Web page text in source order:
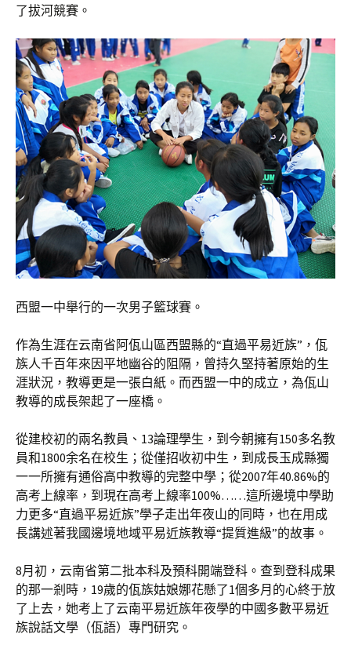
了拔河競賽。
西盟一中舉行的一次男子籃球賽。
作為生涯在云南省阿佤山區西盟縣的“直過平易近族”，佤
族人千百年來因平地幽谷的阻隔，曾持久堅持著原始的生
涯狀況，教導更是一張白紙。而西盟一中的成立，為佤山
教導的成長架起了一座橋。
從建校初的兩名教員、13論理學生，到今朝擁有150多名教
員和1800余名在校生；從僅招收初中生，到成長玉成縣獨
一一所擁有通俗高中教導的完整中學；從2007年40.86%的
高考上線率，到現在高考上線率100%……這所邊境中學助
力更多“直過平易近族”學子走出年夜山的同時，也在用成
長講述著我國邊境地域平易近族教導“提質進級”的故事。
8月初，云南省第二批本科及預科開端登科。查到登科成果
的那一剎時，19歲的佤族姑娘娜花懸了1個多月的心終于放
了上去，她考上了云南平易近族年夜學的中國多數平易近
族說話文學（佤語）專門研究。